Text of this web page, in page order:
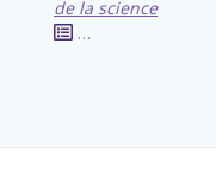
de la science
…